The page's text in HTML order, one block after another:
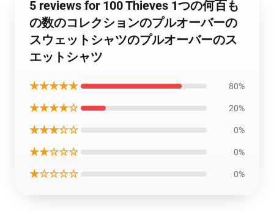
5 reviews for 100 Thieves 1つの何百も
の数のコレクションのプルオーバーの
スウェットシャツのプルオーバーのス
エットシャツ
★★★★★ 80%
★★★★☆ 20%
★★★☆☆ 0%
★★☆☆☆ 0%
★☆☆☆☆ 0%